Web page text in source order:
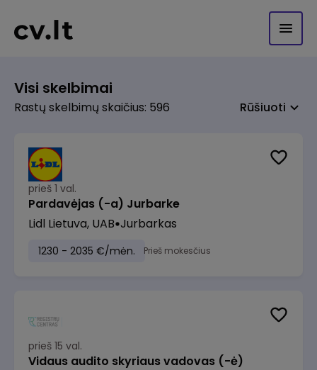
Visi skelbimai
Rastų skelbimų skaičius: 596 Rūšiuoti
prieš 1 val.
Pardavėjas (-a) Jurbarke
Lidl Lietuva, UAB Jurbarkas
1230 - 2035 €/mėn. Prieš mokesčius
prieš 15 val.
Vidaus audito skyriaus vadovas (-ė)